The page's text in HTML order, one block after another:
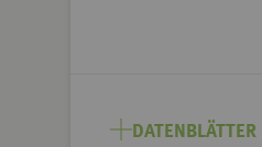
DATENBLÄTTER